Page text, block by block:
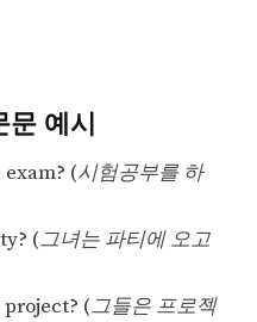
문 예시
(시험공부를 하
(그녀는 파티에 오고
(그들은 프로젝